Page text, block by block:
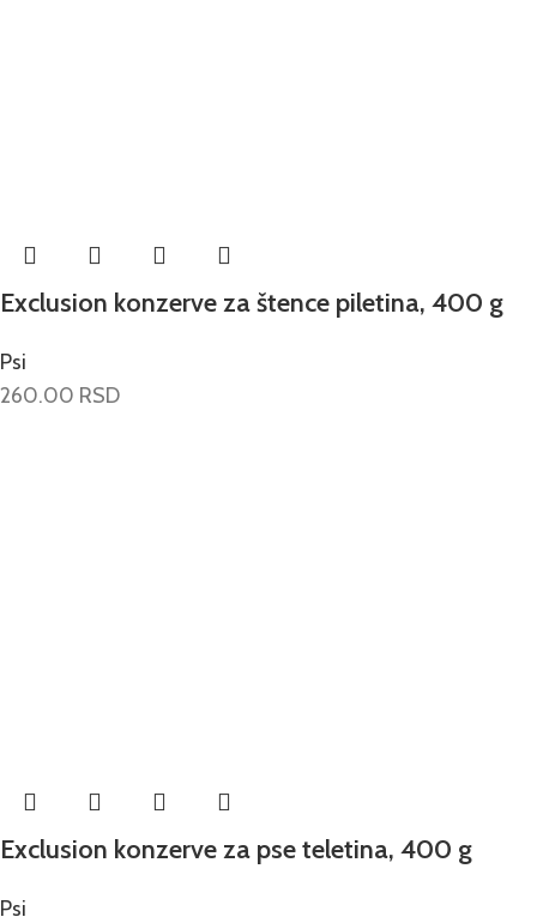
Exclusion konzerve za štence piletina, 400 g
Psi
260.00 RSD
Exclusion konzerve za pse teletina, 400 g
Psi